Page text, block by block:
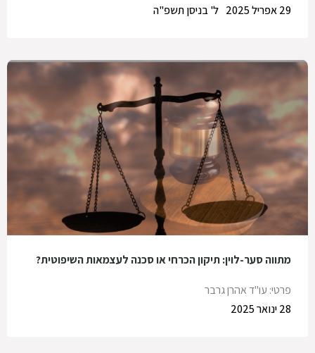
ל' בניסן תשפ"ה
29 אפריל 2025
מתווה סער-לוין: תיקון הכרחי או סכנה לעצמאות השיפוטית?
פרטי: עו"ד אהרן גרבר
28 ינואר 2025